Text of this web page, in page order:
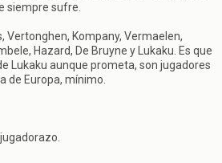
siempre sufre.
Vertonghen, Kompany, Vermaelen,
Hazard, De Bruyne y Lukaku. Es que
Lukaku aunque prometa, son jugadores
de Europa, mínimo.